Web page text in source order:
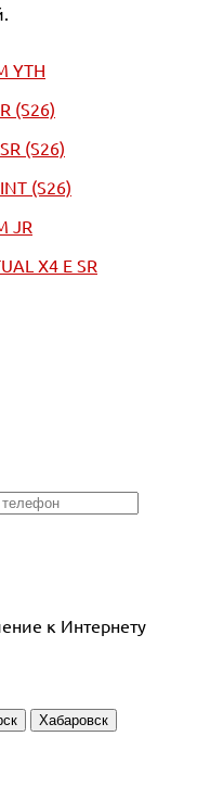
YTH
(S26)
(S26)
(S26)
JR
X4 E SR
к Интернету
Хабаровск